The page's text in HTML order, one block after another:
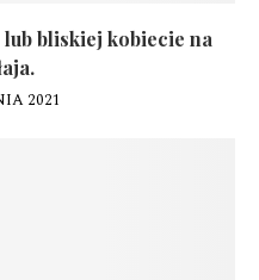
lub bliskiej kobiecie na
2021